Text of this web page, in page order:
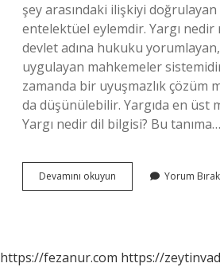
şey arasındaki ilişkiyi
entelektüel eylemdir. Yargı nedir
devlet adına hukuku
uygulayan mahkemeler
zamanda bir uyuşmazlık çözüm
da düşünülebilir. Yargıda en üst
Yargı nedir dil bilgisi? Bu tanıma…
Devamını okuyun
Ne
Yorum Bırak
https://fezanur.com https://